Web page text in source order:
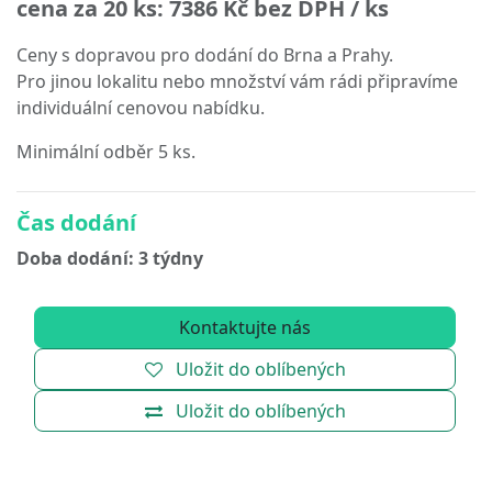
cena za 20 ks: 7386 Kč bez DPH / ks
Ceny s dopravou pro dodání do Brna a Prahy.
Pro jinou lokalitu nebo množství vám rádi připravíme
individuální cenovou nabídku.
Minimální odběr 5 ks.
Čas dodání
Doba dodání: 3 týdny
Kontaktujte nás
Uložit do oblíbených
Uložit do oblíbených